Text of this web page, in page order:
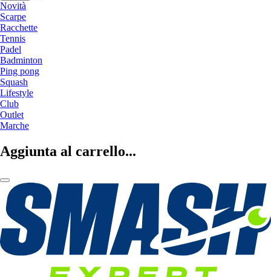
Novità
Scarpe
Racchette
Tennis
Padel
Badminton
Ping pong
Squash
Lifestyle
Club
Outlet
Marche
Aggiunta al carrello...